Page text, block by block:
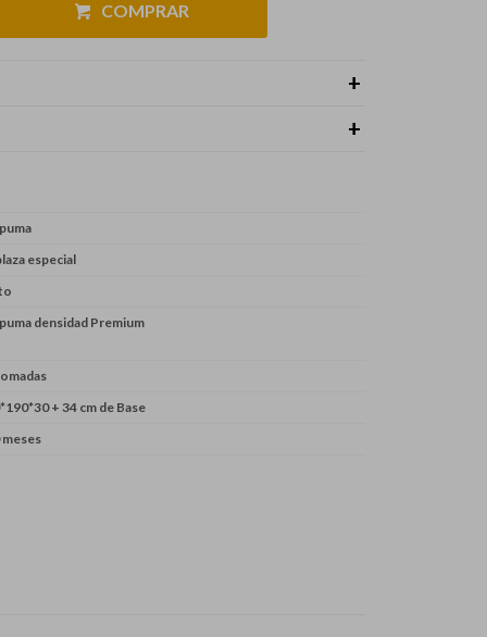
COMPRAR
especial
densidad Premium
+ 34 cm de Base
meses